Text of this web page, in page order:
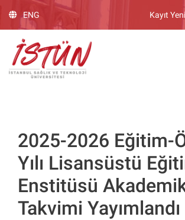
dikkat:
web
sitesinde,
erişilebilirliği
BiClick"
sistemi
bulunur.
ENG Kayıt
2025-2026 Eğitim-
Yılı Lisansüstü
Enstitüsü
Takvimi Yayımlandı